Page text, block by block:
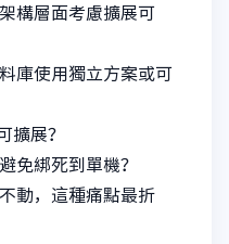
構層面考慮擴展可
庫使用獨立方案或可
擴展？
免綁死到單機？
動，這種痛點最折